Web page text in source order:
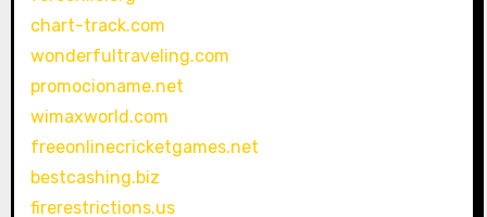
chart-track.com
wonderfultraveling.com
promocioname.net
wimaxworld.com
freeonlinecricketgames.net
bestcashing.biz
firerestrictions.us